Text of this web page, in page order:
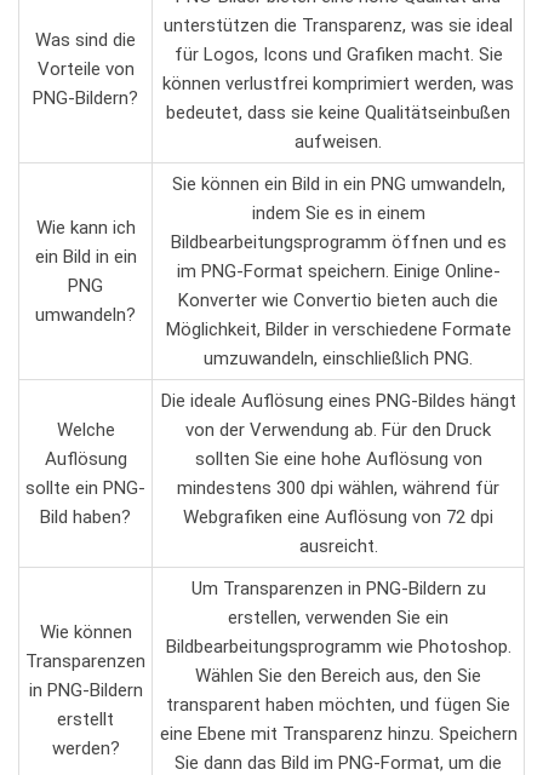
Was sind die
⁣Vorteile von
PNG-Bildern?
⁣unterstützen ‌die Transparenz, ​was sie ideal
für Logos, Icons und Grafiken macht.⁣ Sie
‍können verlustfrei komprimiert⁣ werden, was⁤
bedeutet, ​dass sie keine Qualitätseinbußen⁤
aufweisen.
Wie kann ich⁤
ein Bild in ein
PNG
umwandeln?
Sie ⁤können ein Bild in‍ ein PNG umwandeln,⁢
indem Sie es ​in einem
‌Bildbearbeitungsprogramm öffnen und es
im PNG-Format speichern. Einige Online-
Konverter wie Convertio bieten auch die
Möglichkeit, Bilder in verschiedene⁢ Formate
umzuwandeln, ⁣einschließlich ‌PNG.
Welche⁢
Auflösung
sollte ‍ein⁢ PNG-
Bild haben?
Die ideale ‍Auflösung eines ⁣PNG-Bildes‍ hängt
von der Verwendung ab. Für den Druck
sollten Sie ‍eine⁤ hohe Auflösung von
mindestens ​300 dpi wählen, ‌während für
Webgrafiken eine ‍Auflösung⁢ von‍ 72​ dpi
ausreicht.
Wie können
Transparenzen
in⁤ PNG-Bildern
erstellt
werden?
Um Transparenzen​ in PNG-Bildern zu
erstellen,‍ verwenden Sie⁣ ein
Bildbearbeitungsprogramm ⁣wie Photoshop.
Wählen Sie ⁢den⁤ Bereich aus, den ⁤Sie
transparent ‍haben⁢ möchten, und fügen ⁣Sie​
eine Ebene mit⁤ Transparenz hinzu. Speichern
Sie ⁣dann‍ das Bild im PNG-Format, um die